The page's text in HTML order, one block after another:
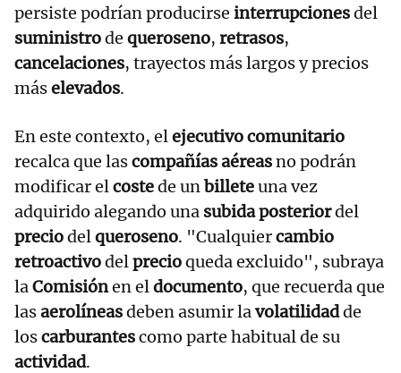
persiste podrían producirse interrupcionesdel
suministrode queroseno, retrasos,
cancelaciones, trayectos más largos y precios
máselevados.
En este contexto, elejecutivo comunitario
recalca que lascompañías aéreasno podrán
modificar elcostede unbilleteuna vez
adquirido alegando una subida posteriordel
preciodelqueroseno. "Cualquiercambio
retroactivodelprecioqueda excluido", subraya
laComisiónen eldocumento, que recuerda que
lasaerolíneasdeben asumir lavolatilidadde
loscarburantescomo parte habitual de su
actividad.